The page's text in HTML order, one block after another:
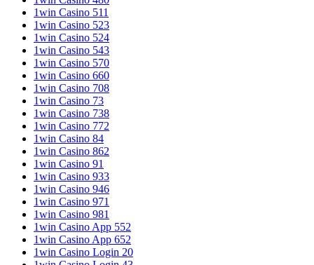
1win Casino 511
1win Casino 523
1win Casino 524
1win Casino 543
1win Casino 570
1win Casino 660
1win Casino 708
1win Casino 73
1win Casino 738
1win Casino 772
1win Casino 84
1win Casino 862
1win Casino 91
1win Casino 933
1win Casino 946
1win Casino 971
1win Casino 981
1win Casino App 552
1win Casino App 652
1win Casino Login 20